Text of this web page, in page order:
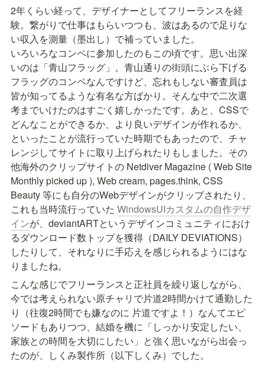
2年くらい経って、デザイナーとしてフリーランスを経
験。繋がりで仕事はもらいつつも、波はあるので足りな
い収入を測量（墨出し）で補っていました。
いろいろなコンペに参加したのもこの頃です。思い出深
いのは「青山フラッグ」。青山通りの街頭にぶら下げる
フラッグのコンペなんですけど、忘れもしない審査員は
皆が知ってるような有名な方ばかり。そんな中で二次選
考までいけたのはすごく嬉しかったです。あと、CSSで
どんなことができるか、より良いデザインが作れるか、
といったことが流行っていた時期でもあったので、チャ
レンジしてサイトに取り上げられたりもしました。その
他海外のクリップサイトの Netdiver Magazine ( Web Site
Monthly picked up ), Web cream, pages.think, CSS
Beauty 等にも自分のWebデザインがクリップされたり、
これも当時流行っていた WindowsUIカスタムの自作デザ
インが、deviantARTというデザインコミュニティにおけ
るダウンロード数トップを獲得（DAILY DEVIATIONS）
したりして、それなりに手応えを感じられるようにはな
りましたね。
こんな感じでフリーランスと正社員を繰り返しながら、
今では考えられない原チャリで片道2時間かけて通勤した
り（往復2時間でも嫌なのに 片道ですよ！）なんてエピ
ソードもありつつ、結婚を機に「しっかり安定したい、
家族との時間を大切にしたい」と強く思いながら出会っ
たのが、しくみ製作所（以下しくみ）でした。